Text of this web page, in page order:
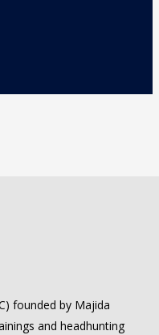
founded by Majida
and headhunting